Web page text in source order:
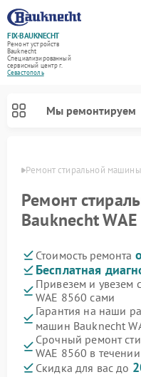
FIX-BAUKNECHT
Ремонт устройств
Bauknecht
Специализированный
cервисный центр г.
Севастополь
Мы ремонтируем
Ремонт стиральной
Ремонт
Bauknecht
Стоимость ремонта
Бесплатная
Привезем и увезем
WAE 8560 сами
Гарантия на наши
машин Bauknecht
Срочный ремонт
WAE 8560 в
Скидка для вас до